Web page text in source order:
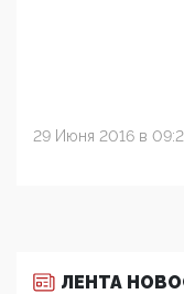
29 Июня 2016 в
ЛЕНТА